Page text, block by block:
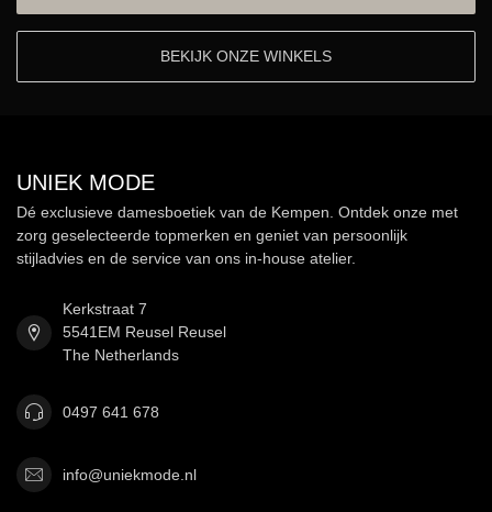
BEKIJK ONZE WINKELS
UNIEK MODE
Dé exclusieve damesboetiek van de Kempen. Ontdek onze met
zorg geselecteerde topmerken en geniet van persoonlijk
stijladvies en de service van ons in-house atelier.
Kerkstraat 7
5541EM Reusel Reusel
The Netherlands
0497 641 678
info@uniekmode.nl